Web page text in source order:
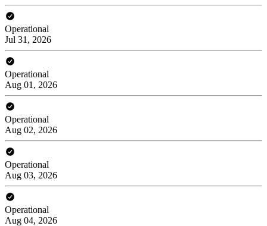
Operational
Jul 31, 2026
Operational
Aug 01, 2026
Operational
Aug 02, 2026
Operational
Aug 03, 2026
Operational
Aug 04, 2026